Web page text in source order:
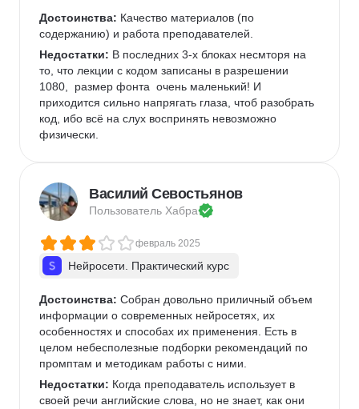
Достоинства: Качество материалов (по
содержанию) и работа преподавателей.
Недостатки: В последних 3-х блоках несмторя на
то, что лекции с кодом записаны в разрешении
1080,  размер фонта  очень маленький! И
приходится сильно напрягать глаза, чтоб разобрать
код, ибо всё на слух воспринять невозможно
физически.
Василий Севостьянов
Пользователь Хабра
февраль 2025
Нейросети. Практический курс
Достоинства: Собран довольно приличный объем
информации о современных нейросетях, их
особенностях и способах их применения. Есть в
целом небесполезные подборки рекомендаций по
промптам и методикам работы с ними.
Недостатки: Когда преподаватель использует в
своей речи английские слова, но не знает, как они